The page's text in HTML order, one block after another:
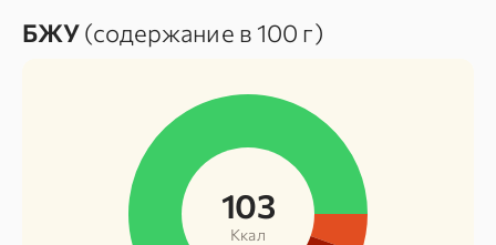
БЖУ(содержание в 100 г)
103
Ккал